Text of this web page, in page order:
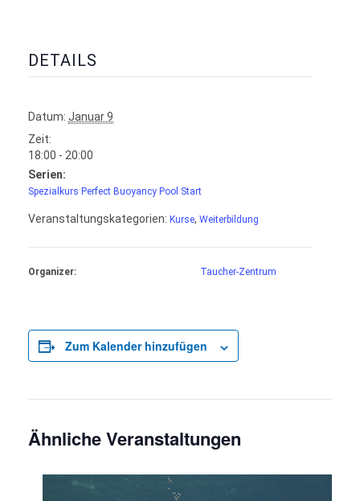
DETAILS
Datum: Januar 9
Zeit:
18:00 - 20:00
Serien:
Spezialkurs Perfect Buoyancy Pool Start
Veranstaltungskategorien: Kurse, Weiterbildung
Organizer: Taucher-Zentrum
Zum Kalender hinzufügen
Ähnliche Veranstaltungen